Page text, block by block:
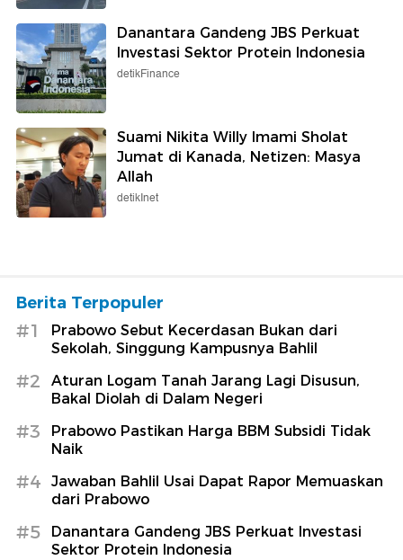
Danantara Gandeng JBS Perkuat
Investasi Sektor Protein Indonesia
detikFinance
Suami Nikita Willy Imami Sholat
Jumat di Kanada, Netizen: Masya
Allah
detikInet
Berita Terpopuler
#1
Prabowo Sebut Kecerdasan Bukan dari
Sekolah, Singgung Kampusnya Bahlil
#2
Aturan Logam Tanah Jarang Lagi Disusun,
Bakal Diolah di Dalam Negeri
#3
Prabowo Pastikan Harga BBM Subsidi Tidak
Naik
#4
Jawaban Bahlil Usai Dapat Rapor Memuaskan
dari Prabowo
#5
Danantara Gandeng JBS Perkuat Investasi
Sektor Protein Indonesia